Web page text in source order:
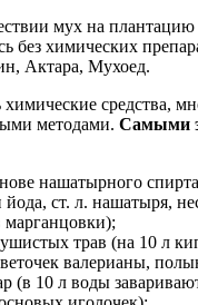
мух на плантацию
без химических
Актара, Мухоед.
средства,
методами. Самыми
нашатырного
йода, ст. л. нашатыря,
марганцовки);
трав (на 10 л
валерианы,
(в 10 л воды